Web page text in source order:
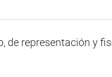
representación y